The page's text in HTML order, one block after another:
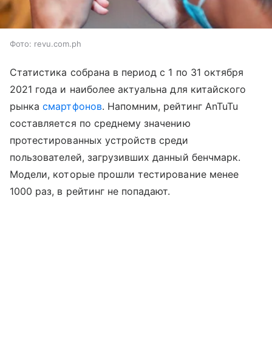
Фото: revu.com.ph
Статистика собрана в период с 1 по 31 октября
2021 года и наиболее актуальна для китайского
рынкасмартфонов. Напомним, рейтинг AnTuTu
составляется по среднему значению
протестированных устройств среди
пользователей, загрузивших данный бенчмарк.
Модели, которые прошли тестирование менее
1000 раз, в рейтинг не попадают.